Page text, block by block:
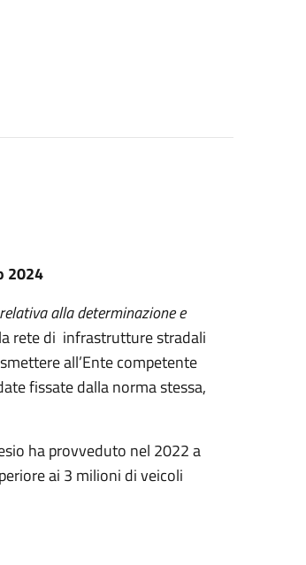
2024
alla determinazione e
rete di infrastrutture stradali
all’Ente competente
fissate dalla norma stessa,
ha provveduto nel 2022 a
ai 3 milioni di veicoli